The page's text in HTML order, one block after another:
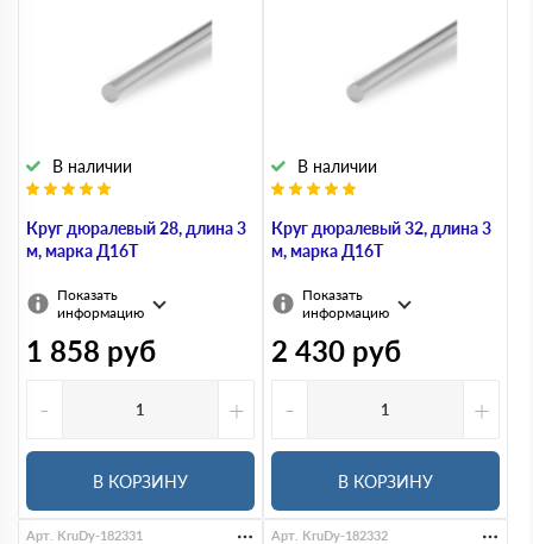
Круг дюралевый 28, длина 3
м, марка Д16Т
В наличии
Показать
информацию
1 858 руб
-
+
В КОРЗИНУ
Круг дюралевый 32, длина 3
м, марка Д16Т
В наличии
Показать
информацию
2 430 руб
-
+
В КОРЗИНУ
Арт. KruDy-182331 Арт. KruDy-182332